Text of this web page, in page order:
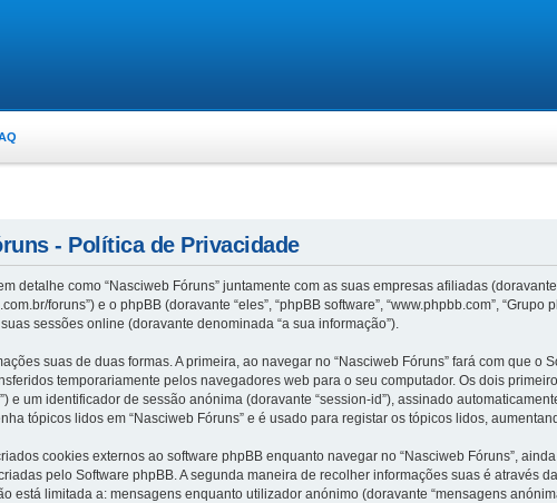
- Política de Privacidade
detalhe como “Nasciweb Fóruns” juntamente com as suas empresas afiliadas
foruns”) e o phpBB (doravante “eles”, “phpBB software”, “www.phpbb.com”,
sessões online (doravante denominada “a sua informação”).
suas de duas formas. A primeira, ao navegar no “Nasciweb Fóruns” fará com que o
temporariamente pelos navegadores web para o seu computador. Os dois
e um identificador de sessão anónima (doravante “session-id”), assinado
tópicos lidos em “Nasciweb Fóruns” e é usado para registar os tópicos lidos,
cookies externos ao software phpBB enquanto navegar no “Nasciweb Fóruns”,
pelo Software phpBB. A segunda maneira de recolher informações suas é através
está limitada a: mensagens enquanto utilizador anónimo (doravante “mensagens